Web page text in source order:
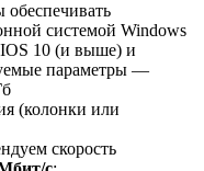
системой Windows
10 (и выше) и
параметры —
(колонки или
скорость